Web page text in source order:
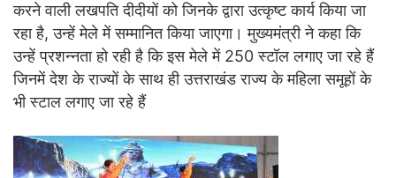
करने वाली लखपति दीदीयों को जिनके द्वारा उत्कृष्ट कार्य किया जा
रहा है, उन्हें मेले में सम्मानित किया जाएगा। मुख्यमंत्री ने कहा कि
उन्हें प्रशन्नता हो रही है कि इस मेले में 250 स्टॉल लगाए जा रहे हैं
जिनमें देश के राज्यों के साथ ही उत्तराखंड राज्य के महिला समूहों के
भी स्टाल लगाए जा रहे हैं